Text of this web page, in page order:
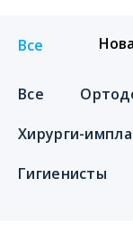
Все
Все
Хирурги-
Гигиенисты